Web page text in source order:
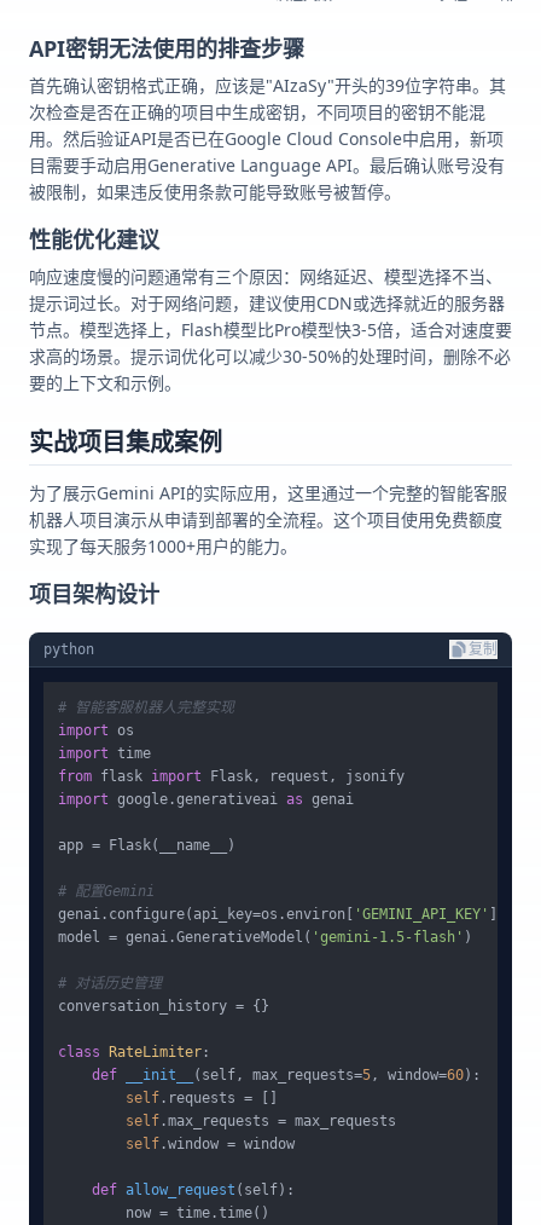
API密钥无法使用的排查步骤
首先确认密钥格式正确，应该是"AIzaSy"开头的39位字符串。其
次检查是否在正确的项目中生成密钥，不同项目的密钥不能混
用。然后验证API是否已在Google Cloud Console中启用，新项
目需要手动启用Generative Language API。最后确认账号没有
被限制，如果违反使用条款可能导致账号被暂停。
性能优化建议
响应速度慢的问题通常有三个原因：网络延迟、模型选择不当、
提示词过长。对于网络问题，建议使用CDN或选择就近的服务器
节点。模型选择上，Flash模型比Pro模型快3-5倍，适合对速度要
求高的场景。提示词优化可以减少30-50%的处理时间，删除不必
要的上下文和示例。
实战项目集成案例
为了展示Gemini API的实际应用，这里通过一个完整的智能客服
机器人项目演示从申请到部署的全流程。这个项目使用免费额度
实现了每天服务1000+用户的能力。
项目架构设计
python 复制
# 智能客服机器人完整实现
import
import
from flask import
import google.generativeai as genai
app = Flask(__name__)
# 配置Gemini
genai.configure(api_key=os.environ[ 'GEMINI_API_KEY' ])
model = genai.GenerativeModel( 'gemini-1.5-flash' )
# 对话历史管理
conversation_history = {}
class RateLimiter :
def
__init__ ( self, max_requests=5 , window=60):
self .requests = []
self .max_requests = max_requests
self .window = window
def allow_request ( self):
        now = time.time()